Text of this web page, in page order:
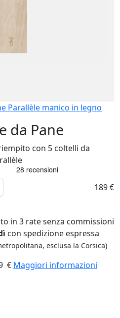
Parallèle manico in legno
da Pane
con 5 coltelli da
189 €
in 3 ratesenza commissioni
con spedizione espressa
esclusa la Corsica)
€ Maggiori informazioni